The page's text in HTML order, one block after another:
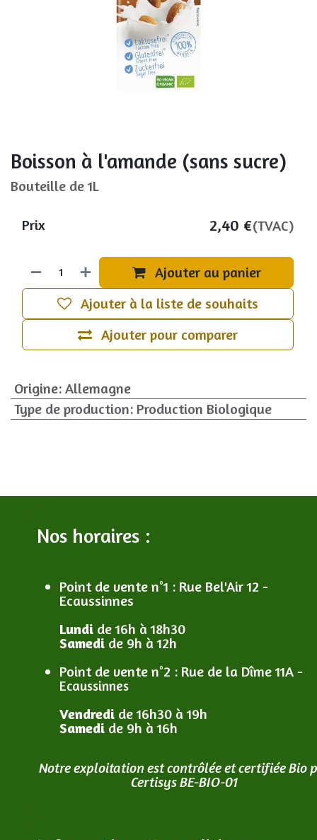
Boisson à l'amande (sans sucre)
Bouteille de 1L
Ajouter au panier
Ajouter pour comparer
Ajouter à la liste de souhaits
Prix 2,40 €(TVAC)
Origine: Allemagne
Type de production: Production Biologique
Nos horaires :
Point de vente n°1 : Rue Bel'Air 12 -
Ecaussinnes
Lundi de 16h à 18h30
Samedi de 9h à 12h
Point de vente n°2 : Rue de la Dîme 11A -
Ecaussinnes
Vendredi de 16h30 à 19h
Samedi de 9h à 16h
Notre exploitation est contrôlée et certifiée Bio
Certisys BE-BIO-01